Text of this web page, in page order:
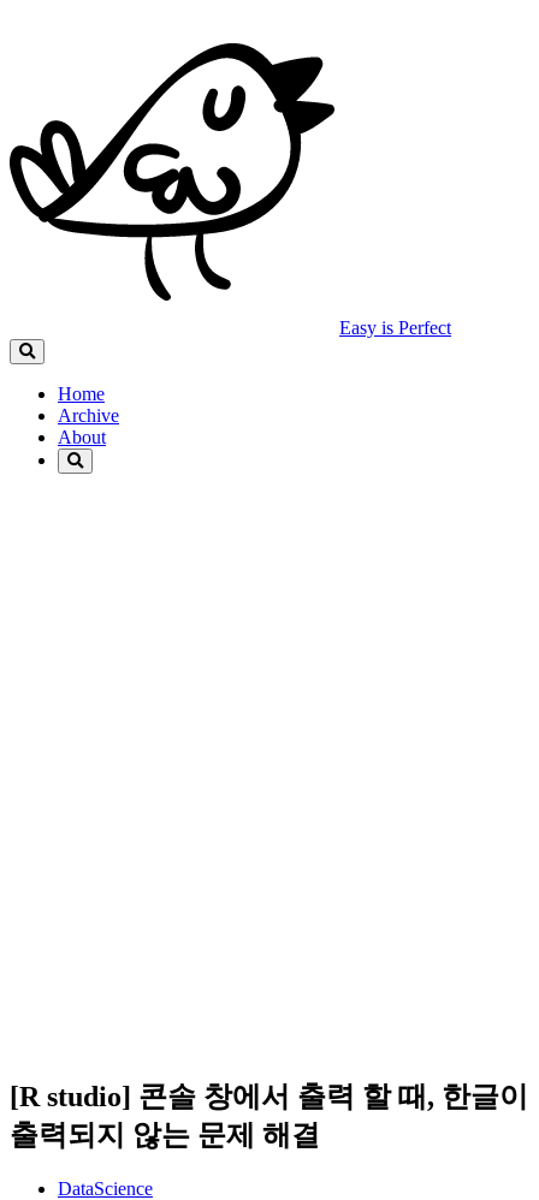
Easy is Perfect
Home
Archive
About
[R studio] 콘솔 창에서 출력 할 때, 한글이
출력되지 않는 문제 해결
DataScience